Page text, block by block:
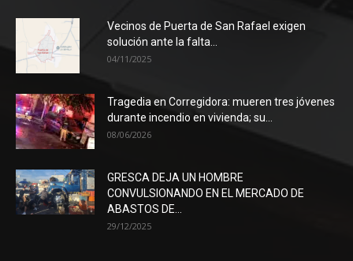
Vecinos de Puerta de San Rafael exigen
solución ante la falta...
04/11/2025
Tragedia en Corregidora: mueren tres jóvenes
durante incendio en vivienda; su...
08/06/2026
GRESCA DEJA UN HOMBRE
CONVULSIONANDO EN EL MERCADO DE
ABASTOS DE...
29/12/2025